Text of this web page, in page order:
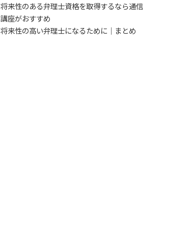
将来性のある弁理士資格を取得するなら通信
講座がおすすめ
将来性の高い弁理士になるために｜まとめ